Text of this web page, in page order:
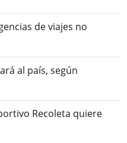
de viajes no
al país, según
Recoleta quiere